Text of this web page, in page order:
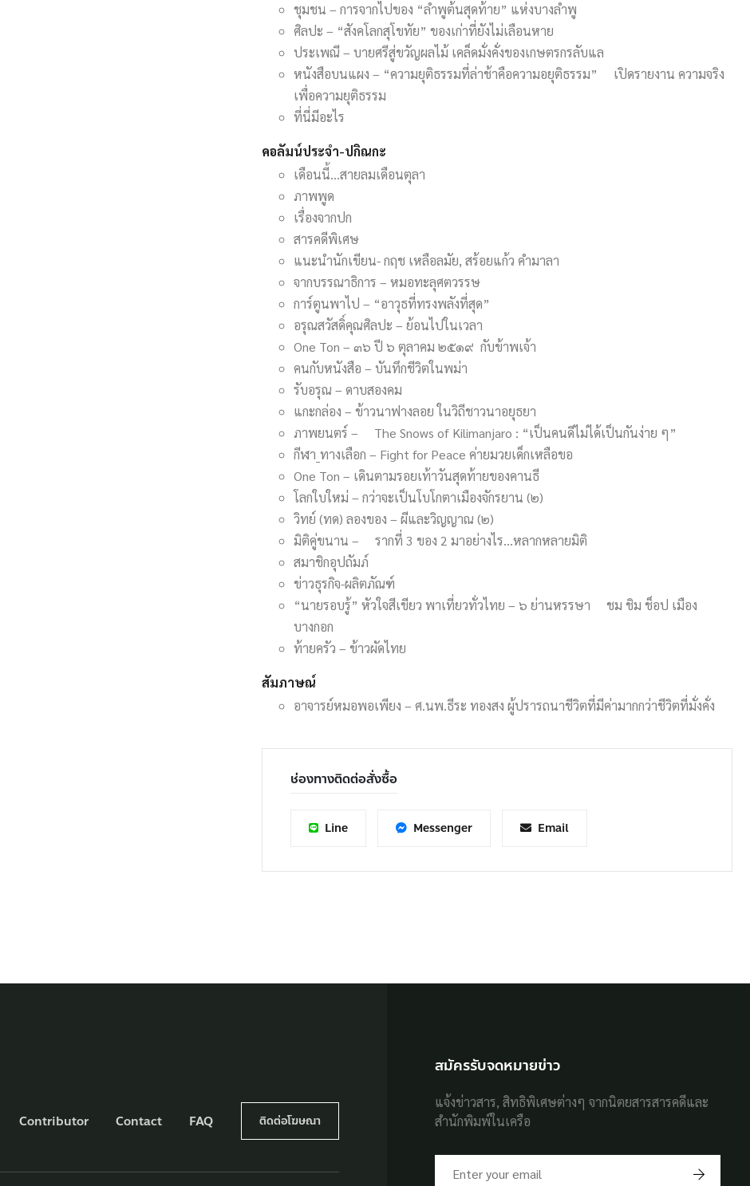
ชุมชน – การจากไปของ “ลำพูต้นสุดท้าย” แห่งบางลำพู
ศิลปะ – “สังคโลกสุโขทัย” ของเก่าที่ยังไม่เลือนหาย
ประเพณี – บายศรีสู่ขวัญผลไม้ เคล็ดมั่งคั่งของเกษตรกรลับแล
หนังสือบนแผง – “ความยุติธรรมที่ล่าช้าคือความอยุติธรรม” เปิดรายงาน ความจริง
เพื่อความยุติธรรม
ที่นี่มีอะไร
คอลัมน์ประจำ-ปกิณกะ
เดือนนี้…สายลมเดือนตุลา
ภาพพูด
เรื่องจากปก
สารคดีพิเศษ
แนะนำนักเขียน- กฤช เหลือลมัย, สร้อยแก้ว คำมาลา
จากบรรณาธิการ – หมอทะลุศตวรรษ
การ์ตูนพาไป – “อาวุธที่ทรงพลังที่สุด”
อรุณสวัสดิ์คุณศิลปะ – ย้อนไปในเวลา
One Ton – ๓๖ ปี ๖ ตุลาคม ๒๕๑๙ กับข้าพเจ้า
คนกับหนังสือ – บันทึกชีวิตในพม่า
รับอรุณ – ดาบสองคม
แกะกล่อง – ข้าวนาฟางลอย ในวิถีชาวนาอยุธยา
ภาพยนตร์ – The Snows of Kilimanjaro : “เป็นคนดีไม่ได้เป็นกันง่าย ๆ”
กีฬา_ทางเลือก – Fight for Peace ค่ายมวยเด็กเหลือขอ
One Ton – เดินตามรอยเท้าวันสุดท้ายของคานธี
โลกใบใหม่ – กว่าจะเป็นโบโกตาเมืองจักรยาน (๒)
วิทย์ (ทด) ลองของ – ผีและวิญญาณ (๒)
มิติคู่ขนาน – รากที่ 3 ของ 2 มาอย่างไร…หลากหลายมิติ
สมาชิกอุปถัมภ์
ข่าวธุรกิจ-ผลิตภัณฑ์
“นายรอบรู้” หัวใจสีเขียว พาเที่ยวทั่วไทย – ๖ ย่านหรรษา ชม ชิม ช็อป เมือง
บางกอก
ท้ายครัว – ข้าวผัดไทย
สัมภาษณ์
อาจารย์หมอพอเพียง – ศ.นพ.ธีระ ทองสง ผู้ปรารถนาชีวิตที่มีค่ามากกว่าชีวิตที่มั่งคั่ง
ช่องทางติดต่อสั่งซื้อ
Line Messenger Email
Contributor Contact FAQ ติดต่อโฆษณา
สมัครรับจดหมายข่าว
แจ้งข่าวสาร, สิทธิพิเศษต่างๆ จากนิตยสารสารคดีและ
สำนักพิมพ์ในเครือ